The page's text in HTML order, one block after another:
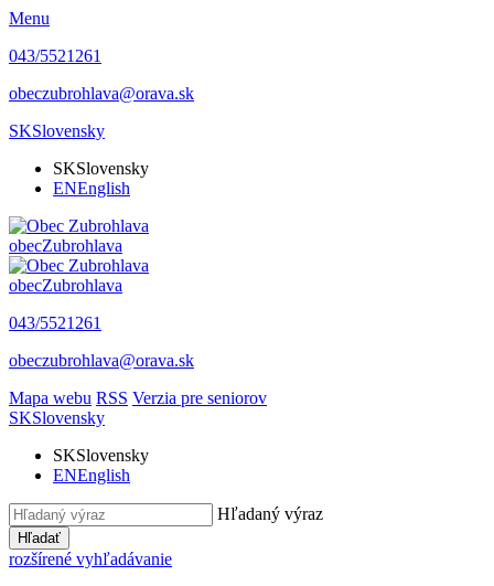
Menu
043/5521261
obeczubrohlava@orava.sk
SKSlovensky
SKSlovensky
ENEnglish
obecZubrohlava
obecZubrohlava
043/5521261
obeczubrohlava@orava.sk
Mapa webu RSS Verzia pre seniorov
SKSlovensky
SKSlovensky
ENEnglish
Hľadaný výraz
Hľadať
rozšírené vyhľadávanie